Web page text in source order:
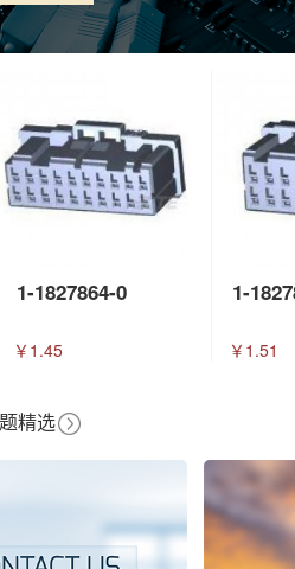
1-1827864-0
￥1.45
1-
￥1.51
精选